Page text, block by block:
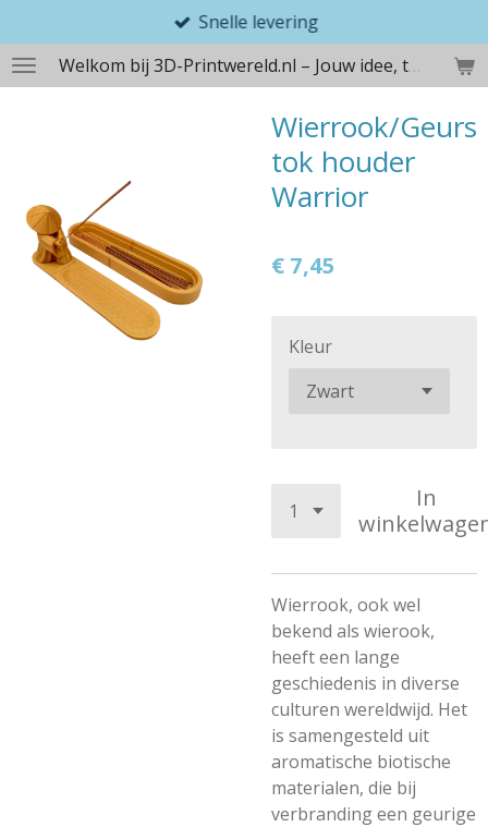
direct
naar
Welkom bij 3D-Printwereld.nl – Jouw idee, tastbaar gemaakt
Snelle levering
Wierrook/Geurs
tok houder
Warrior
€ 7,45
Kleur
In
Wierrook, ook wel
bekend als wierook,
heeft een lange
geschiedenis in diverse
culturen wereldwijd. Het
is samengesteld uit
aromatische biotische
materialen, die bij
verbranding een geurige